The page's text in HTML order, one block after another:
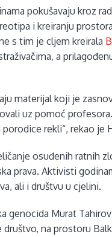
pokušavaju kroz
i kreiranju
s tim je cljem kreirala
a
materijal koji je
uz pomoć
rekli“, rekao je
osuđenih ratnih
prava. Aktivisti
ali i društvu u cjelini.
genocida Murat
na prostoru